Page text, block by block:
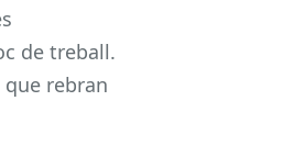
de treball.
que rebran